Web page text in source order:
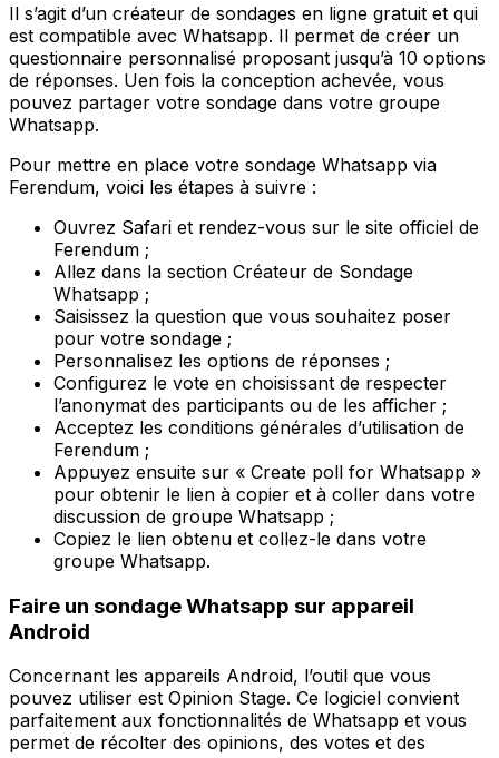
Il s’agit d’un créateur de sondages en ligne gratuit et qui
est compatible avec Whatsapp. Il permet de créer un
questionnaire personnalisé proposant jusqu’à 10 options
de réponses. Uen fois la conception achevée, vous
pouvez partager votre sondage dans votre groupe
Whatsapp.
Pour mettre en place votre sondage Whatsapp via
Ferendum, voici les étapes à suivre :
Ouvrez Safari et rendez-vous sur le site officiel de
Ferendum ;
Allez dans la section Créateur de Sondage
Whatsapp ;
Saisissez la question que vous souhaitez poser
pour votre sondage ;
Personnalisez les options de réponses ;
Configurez le vote en choisissant de respecter
l’anonymat des participants ou de les afficher ;
Acceptez les conditions générales d’utilisation de
Ferendum ;
Appuyez ensuite sur « Create poll for Whatsapp »
pour obtenir le lien à copier et à coller dans votre
discussion de groupe Whatsapp ;
Copiez le lien obtenu et collez-le dans votre
groupe Whatsapp.
Faire un sondage Whatsapp sur appareil
Android
Concernant les appareils Android, l’outil que vous
pouvez utiliser est Opinion Stage. Ce logiciel convient
parfaitement aux fonctionnalités de Whatsapp et vous
permet de récolter des opinions, des votes et des